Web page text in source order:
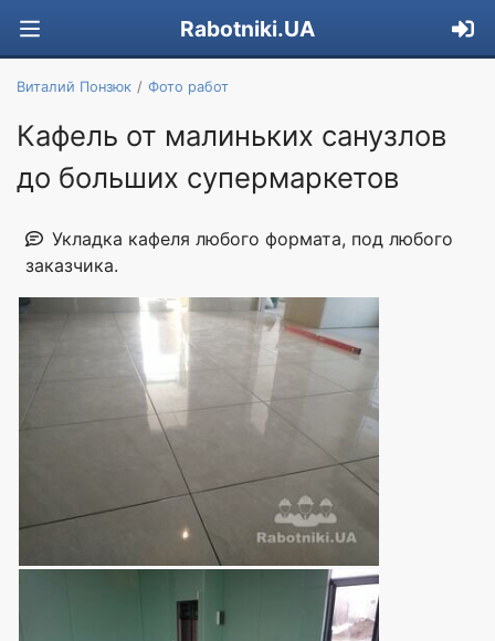
Rabotniki.UA
Виталий Понзюк Фото работ
Кафель от малиньких санузлов
до больших супермаркетов
Укладка кафеля любого формата, под любого
заказчика.